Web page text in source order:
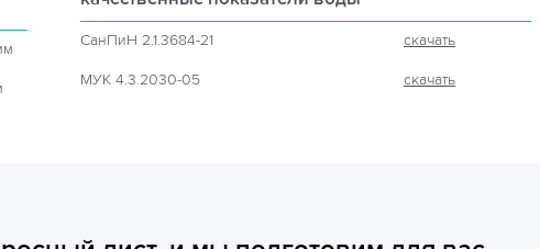
СанПиН 2.1.3684-21 скачать
МУК 4.3.2030-05 скачать